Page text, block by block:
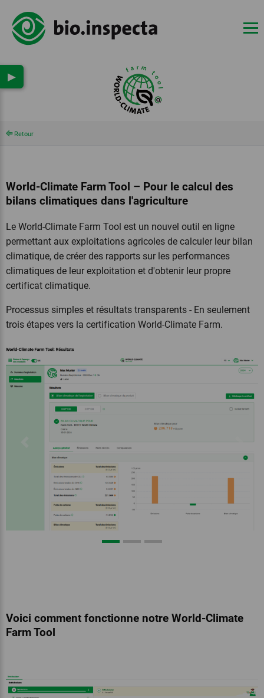
Retour
World-Climate Farm Tool – Pour le calcul des
bilans climatiques dans l'agriculture
Le World-Climate Farm Tool est un nouvel outil en ligne
permettant aux exploitations agricoles de calculer leur bilan
climatique, de créer des rapports sur les performances
climatiques de leur exploitation et d'obtenir leur propre
certificat climatique.
Processus simples et résultats transparents - En seulement
trois étapes vers la certification World-Climate Farm.
Previous
Voici comment fonctionne notre World-Climate
Farm Tool
▶